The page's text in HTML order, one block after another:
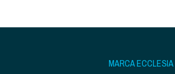
MARCA ECCLESIA